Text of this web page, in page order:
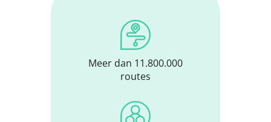
Meer dan 11.800.000
routes